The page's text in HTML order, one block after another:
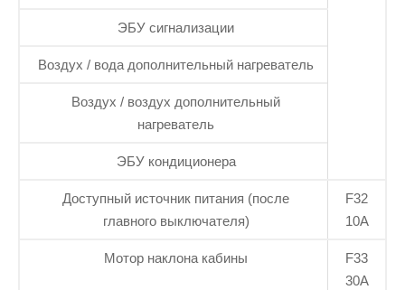
ЭБУ сигнализации
Воздух / вода дополнительный нагреватель
Воздух / воздух дополнительный
нагреватель
ЭБУ кондиционера
Доступный источник питания (после
главного выключателя)
F32
10А
Мотор наклона кабины
F33
30А